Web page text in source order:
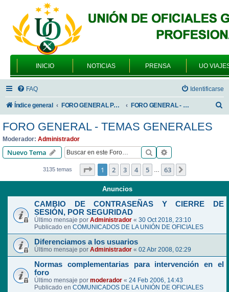
INICIO NOTICIAS PRENSA UO
FAQ Identificarse
Índice general FORO GENERAL PARA TODOS LOS USUARIOS FORO GENERAL - TEMAS GENERALES
FORO GENERAL - TEMAS GENERALES
Moderador: Administrador
Nuevo Tema Buscar
3135 temas Página de 63
1 2 3 4 5 … 63
Anuncios
CAMBIO DE CONTRASEÑAS Y CIERRE DE
SESIÓN, POR SEGURIDAD
Último mensaje por Administrador « 30 Oct 2018, 23:10
Publicado en COMUNICADOS DE LA UNIÓN DE OFICIALES
Diferenciamos a los usuarios
Último mensaje por Administrador « 02 Abr 2008, 02:29
Normas complementarias para intervención en el
foro
Último mensaje por moderador « 24 Feb 2006, 14:43
Publicado en COMUNICADOS DE LA UNIÓN DE OFICIALES